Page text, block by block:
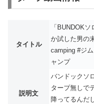
タイトル
「BUNDOK
か試した男の
camping #ジ
ャンプ
説明文
バンドックソ
タープ無しで
降ってるんだ